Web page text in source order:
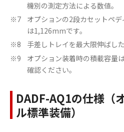
機別の測定方法による数値。
※7
オプションの2段カセットペ
は1,126mmです。
※8 手差しトレイを最大限伸ばした
※9
オプション装着時の積載容量
確認ください。
DADF-AQ1の仕様（
ル標準装備）